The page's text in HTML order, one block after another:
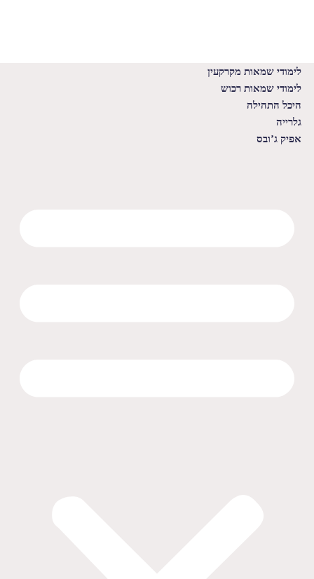
לימודי שמאות מקרקעין
לימודי שמאות רכוש
היכל התהילה
גלרייה
אפיק ג’ובס